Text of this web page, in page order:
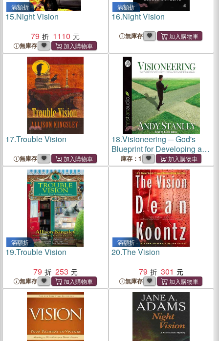
滿額折
15.Night Vision
79
1110
無庫存
滿額折
16.Night Vision
無庫存
17.Trouble Vision
無庫存
18.Visioneering ─ God's
Blueprint for Developing and
Maintaining Vision
庫存：1
滿額折
19.Trouble Vision
79
253
無庫存
滿額折
20.The Vision
79
301
無庫存